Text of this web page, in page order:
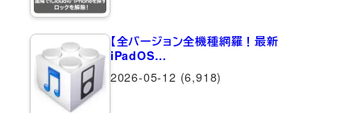
【全バージョン全機種網羅！最新
iPadOS…
2026-05-12 (6,918)